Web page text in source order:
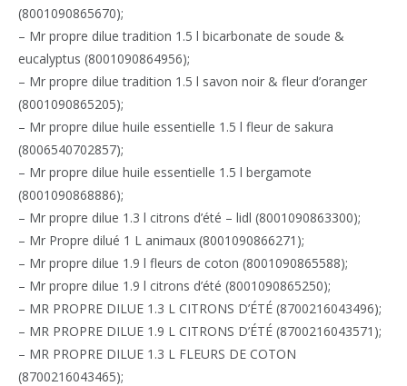
(8001090865670);
– Mr propre dilue tradition 1.5 l bicarbonate de soude &
eucalyptus (8001090864956);
– Mr propre dilue tradition 1.5 l savon noir & fleur d’oranger
(8001090865205);
– Mr propre dilue huile essentielle 1.5 l fleur de sakura
(8006540702857);
– Mr propre dilue huile essentielle 1.5 l bergamote
(8001090868886);
– Mr propre dilue 1.3 l citrons d’été – lidl (8001090863300);
– Mr Propre dilué 1 L animaux (8001090866271);
– Mr propre dilue 1.9 l fleurs de coton (8001090865588);
– Mr propre dilue 1.9 l citrons d’été (8001090865250);
– MR PROPRE DILUE 1.3 L CITRONS D’ÉTÉ (8700216043496);
– MR PROPRE DILUE 1.9 L CITRONS D’ÉTÉ (8700216043571);
– MR PROPRE DILUE 1.3 L FLEURS DE COTON
(8700216043465);